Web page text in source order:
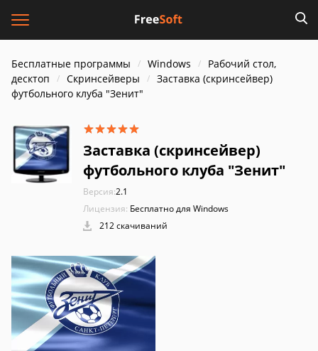
Бесплатные программы Windows
Рабочий стол,
десктоп
Скринсейверы
Заставка (скринсейвер)
футбольного клуба "Зенит"
Заставка (скринсейвер)
футбольного клуба "Зенит"
Версия:2.1
Лицензия: Бесплатно для Windows
212 скачиваний